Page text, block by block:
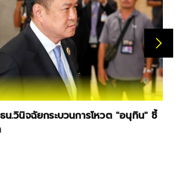
น.วินิจฉัยกระบวนการโหวต "อนุทิน" ชี้